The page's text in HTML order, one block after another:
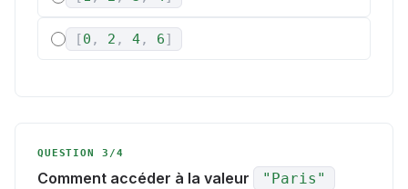
[0 , 2 , 4, 6]
QUESTION 3/4
Comment accéder à la valeur "Paris"